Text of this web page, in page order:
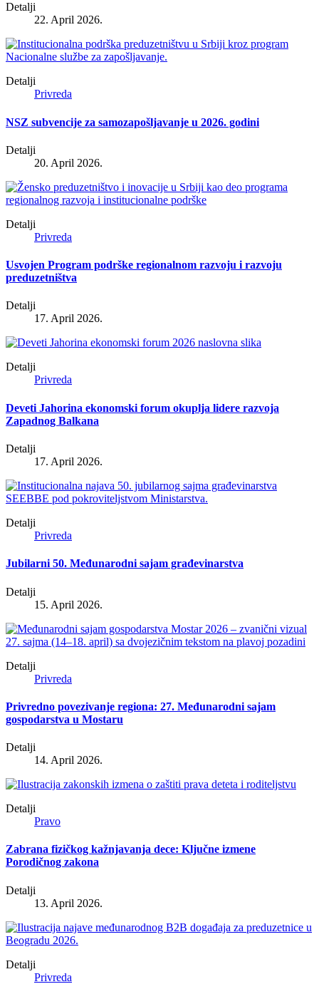
Detalji
22. April 2026.
Detalji
Privreda
NSZ subvencije za samozapošljavanje u 2026. godini
Detalji
20. April 2026.
Detalji
Privreda
Usvojen Program podrške regionalnom razvoju i razvoju
preduzetništva
Detalji
17. April 2026.
Detalji
Privreda
Deveti Jahorina ekonomski forum okuplja lidere razvoja
Zapadnog Balkana
Detalji
17. April 2026.
Detalji
Privreda
Jubilarni 50. Međunarodni sajam građevinarstva
Detalji
15. April 2026.
Detalji
Privreda
Privredno povezivanje regiona: 27. Međunarodni sajam
gospodarstva u Mostaru
Detalji
14. April 2026.
Detalji
Pravo
Zabrana fizičkog kažnjavanja dece: Ključne izmene
Porodičnog zakona
Detalji
13. April 2026.
Detalji
Privreda